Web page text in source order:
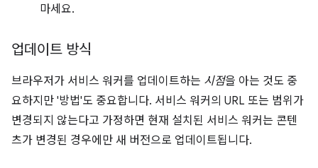
마세요.
업데이트 방식
브라우저가 서비스 워커를 업데이트하는 시점을 아는 것도 중
요하지만 '방법'도 중요합니다. 서비스 워커의 URL 또는 범위가
변경되지 않는다고 가정하면 현재 설치된 서비스 워커는 콘텐
츠가 변경된 경우에만 새 버전으로 업데이트됩니다.